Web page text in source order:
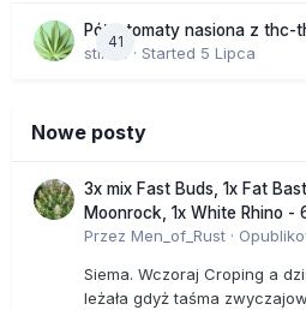
41
Półautomaty nasiona z thc-
stix33
· Started 5 Lipca
Nowe posty
3x mix Fast Buds, 1x Fat
Moonrock, 1x White Rhino -
Przez Men_of_Rust ·
Siema. Wczoraj Croping a
leżała gdyż taśma